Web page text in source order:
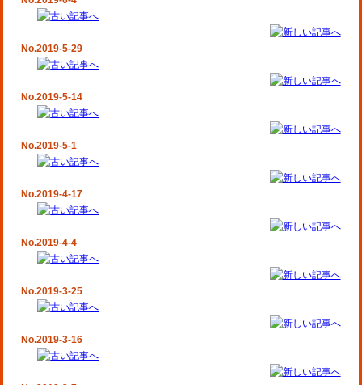
No.2019-5-29
No.2019-5-14
No.2019-5-1
No.2019-4-17
No.2019-4-4
No.2019-3-25
No.2019-3-16